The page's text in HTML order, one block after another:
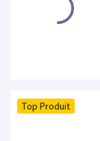
Top Produit